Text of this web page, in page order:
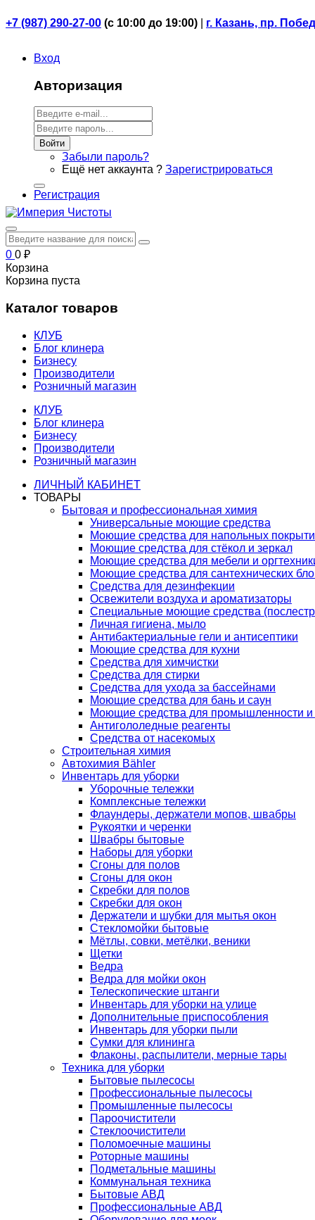
+7 (987) 290-27-00 (с 10:00 до 19:00) г. Казань, пр.
Вход
Авторизация
Войти
Забыли пароль?
Ещё нет аккаунта ? Зарегистрироваться
Регистрация
0 0 ₽
Корзина
Корзина пуста
Каталог товаров
КЛУБ
Блог клинера
Бизнесу
Производители
Розничный магазин
КЛУБ
Блог клинера
Бизнесу
Производители
Розничный магазин
ЛИЧНЫЙ КАБИНЕТ
ТОВАРЫ
Бытовая и профессиональная химия
Универсальные моющие средства
Моющие средства для напольных
Моющие средства для стёкол и зеркал
Моющие средства для мебели и
Моющие средства для сантехнических
Средства для дезинфекции
Освежители воздуха и ароматизаторы
Специальные моющие средства
Личная гигиена, мыло
Антибактериальные гели и антисептики
Моющие средства для кухни
Средства для химчистки
Средства для стирки
Средства для ухода за бассейнами
Моющие средства для бань и саун
Моющие средства для промышленности и
Антигололедные реагенты
Средства от насекомых
Строительная химия
Автохимия Bähler
Инвентарь для уборки
Уборочные тележки
Комплексные тележки
Флаундеры, держатели мопов, швабры
Рукоятки и черенки
Швабры бытовые
Наборы для уборки
Сгоны для полов
Сгоны для окон
Скребки для полов
Скребки для окон
Держатели и шубки для мытья окон
Стекломойки бытовые
Мётлы, совки, метёлки, веники
Щетки
Ведра
Ведра для мойки окон
Телескопические штанги
Инвентарь для уборки на улице
Дополнительные приспособления
Инвентарь для уборки пыли
Сумки для клининга
Флаконы, распылители, мерные тары
Техника для уборки
Бытовые пылесосы
Профессиональные пылесосы
Промышленные пылесосы
Пароочистители
Стеклоочистители
Поломоечные машины
Роторные машины
Подметальные машины
Коммунальная техника
Бытовые АВД
Профессиональные АВД